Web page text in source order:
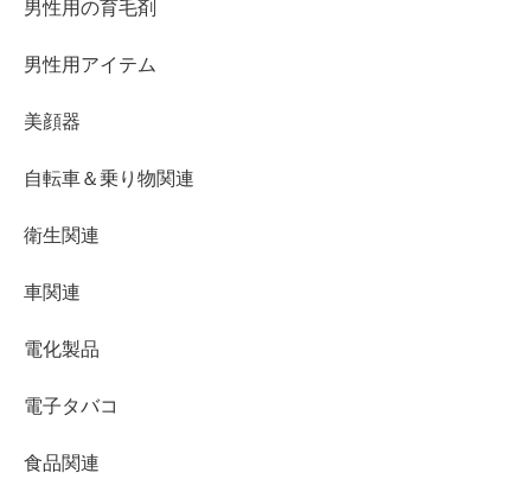
男性用の育毛剤
男性用アイテム
美顔器
自転車＆乗り物関連
衛生関連
車関連
電化製品
電子タバコ
食品関連